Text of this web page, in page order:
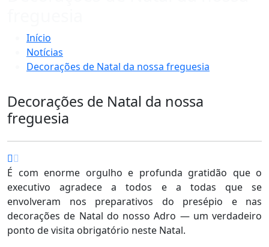
Início
Notícias
Decorações de Natal da nossa freguesia
Decorações de Natal da nossa
freguesia
É com enorme orgulho e profunda gratidão que o
executivo agradece a todos e a todas que se
envolveram nos preparativos do presépio e nas
decorações de Natal do nosso Adro — um verdadeiro
ponto de visita obrigatório neste Natal.